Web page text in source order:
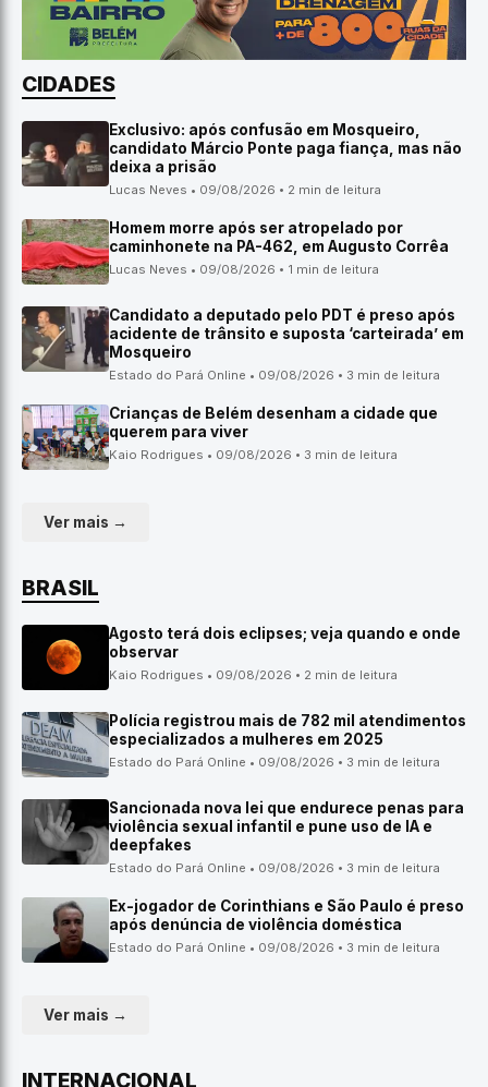
CIDADES
Exclusivo: após confusão em Mosqueiro,
candidato Márcio Ponte paga fiança, mas não
deixa a prisão
Lucas Neves • 09/08/2026 • 2 min de leitura
Homem morre após ser atropelado por
caminhonete na PA-462, em Augusto Corrêa
Lucas Neves • 09/08/2026 • 1 min de leitura
Candidato a deputado pelo PDT é preso após
acidente de trânsito e suposta ‘carteirada’ em
Mosqueiro
Estado do Pará Online • 09/08/2026 • 3 min de leitura
Crianças de Belém desenham a cidade que
querem para viver
Kaio Rodrigues • 09/08/2026 • 3 min de leitura
Ver mais →
BRASIL
Agosto terá dois eclipses; veja quando e onde
observar
Kaio Rodrigues • 09/08/2026 • 2 min de leitura
Polícia registrou mais de 782 mil atendimentos
especializados a mulheres em 2025
Estado do Pará Online • 09/08/2026 • 3 min de leitura
Sancionada nova lei que endurece penas para
violência sexual infantil e pune uso de IA e
deepfakes
Estado do Pará Online • 09/08/2026 • 3 min de leitura
Ex-jogador de Corinthians e São Paulo é preso
após denúncia de violência doméstica
Estado do Pará Online • 09/08/2026 • 3 min de leitura
Ver mais →
INTERNACIONAL